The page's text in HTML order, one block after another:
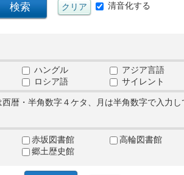
清音化する
ハングル アジア言語
ロシア語 サイレント
暦・半角数字４ケタ、月は半角数字で入力し
赤坂図書館 高輪図書館
郷土歴史館